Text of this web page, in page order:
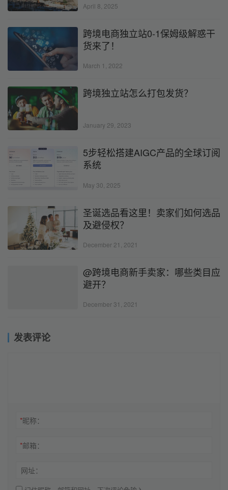
April 8, 2025
跨境电商独立站0-1保姆级解惑干
货来了！
March 1, 2022
跨境独立站怎么打包发货？
January 29, 2023
5步轻松搭建AIGC产品的全球订阅
系统
May 30, 2025
圣诞选品看这里！卖家们如何选品
及避侵权？
December 21, 2021
@跨境电商新手卖家：哪些类目应
避开？
December 31, 2021
发表评论
*昵称：
*邮箱：
网址：